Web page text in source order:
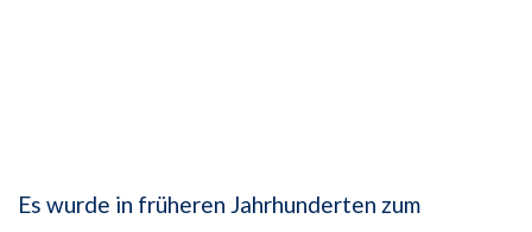
Es wurde in früheren Jahrhunderten zum